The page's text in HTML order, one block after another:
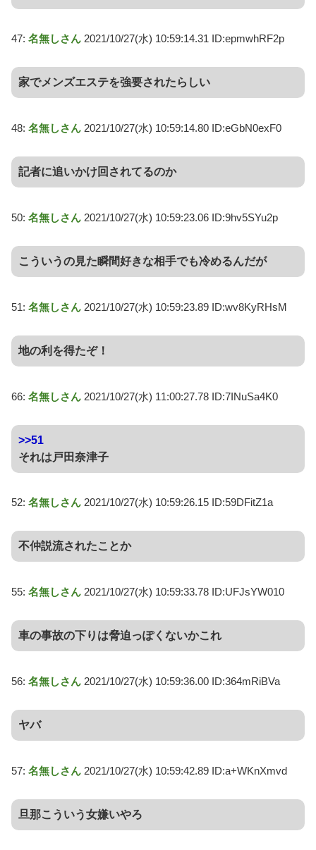
47: 名無しさん 2021/10/27(水) 10:59:14.31 ID:epmwhRF2p
家でメンズエステを強要されたらしい
48: 名無しさん 2021/10/27(水) 10:59:14.80 ID:eGbN0exF0
記者に追いかけ回されてるのか
50: 名無しさん 2021/10/27(水) 10:59:23.06 ID:9hv5SYu2p
こういうの見た瞬間好きな相手でも冷めるんだが
51: 名無しさん 2021/10/27(水) 10:59:23.89 ID:wv8KyRHsM
地の利を得たぞ！
66: 名無しさん 2021/10/27(水) 11:00:27.78 ID:7INuSa4K0
>>51
それは戸田奈津子
52: 名無しさん 2021/10/27(水) 10:59:26.15 ID:59DFitZ1a
不仲説流されたことか
55: 名無しさん 2021/10/27(水) 10:59:33.78 ID:UFJsYW010
車の事故の下りは脅迫っぽくないかこれ
56: 名無しさん 2021/10/27(水) 10:59:36.00 ID:364mRiBVa
ヤバ
57: 名無しさん 2021/10/27(水) 10:59:42.89 ID:a+WKnXmvd
旦那こういう女嫌いやろ